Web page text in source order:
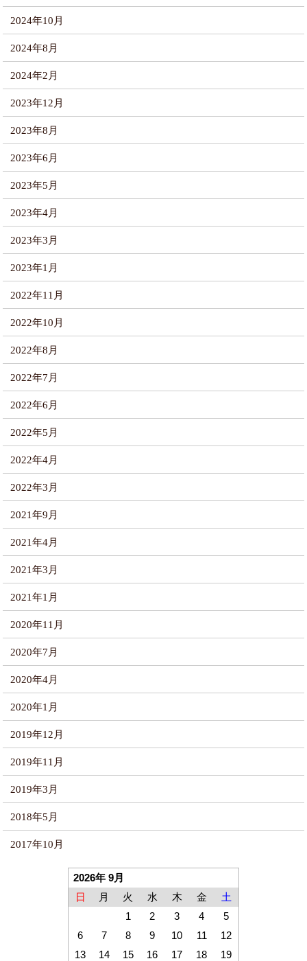
2024年10月
2024年8月
2024年2月
2023年12月
2023年8月
2023年6月
2023年5月
2023年4月
2023年3月
2023年1月
2022年11月
2022年10月
2022年8月
2022年7月
2022年6月
2022年5月
2022年4月
2022年3月
2021年9月
2021年4月
2021年3月
2021年1月
2020年11月
2020年7月
2020年4月
2020年1月
2019年12月
2019年11月
2019年3月
2018年5月
2017年10月
2026年 9月
日
月 火 水 木 金
土
1
2 3 4
5
6
7 8 9 10 11
12
13
14 15 16 17 18
19